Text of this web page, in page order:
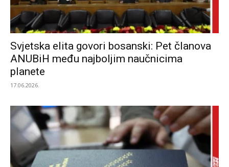
Svjetska elita govori bosanski: Pet članova
ANUBiH među najboljim naučnicima
planete
17.06.2026.